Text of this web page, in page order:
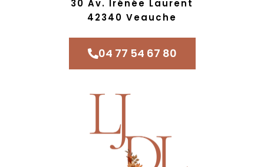
30 Av. Irénée Laurent
42340 Veauche
04 77 54 67 80